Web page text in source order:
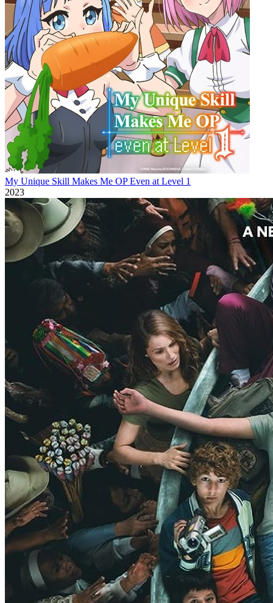
My Unique Skill Makes Me OP Even at Level 1
2023